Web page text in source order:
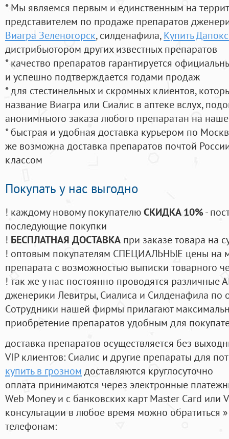
* Мы являемся первым и единственным на
представителем по продаже препаратов
Виагра Зеленогорск, силденафила, Купить
дистрибьютором других известных препаратов
* качество препаратов гарантируется
и успешно подтверждается годами продаж
* для стестинельных и скромных клиентов,
название Виагра или Сиалис в аптеке вслух,
анонимныого заказа любого препаратан на
* быстрая и удобная доставка курьером по
же возможна доставка препаратов почтой
классом
Покупать у нас выгодно
! каждому новому покупателюСКИДКА 10%-
последующие покупки
! БЕСПЛАТНАЯ ДОСТАВКА при заказе товара на
! оптовым покупателям СПЕЦИАЛЬНЫЕ цены на
препарата с возможностью выписки товарного
! так же у нас постоянно проводятся
дженерики Левитры, Сиалиса и Силденафила по
Cотрудники нашей фирмы прилагают
приобретение препаратов удобным для
доставка препаратов осуществляется без
VIP клиентов: Сиалис и другие препараты для
купить в грозном доставляются круглосуточно
оплата принимаются через электронные
Web Money и с банковских карт Master Card или
консультации в любое время можно обратиться
телефонам: